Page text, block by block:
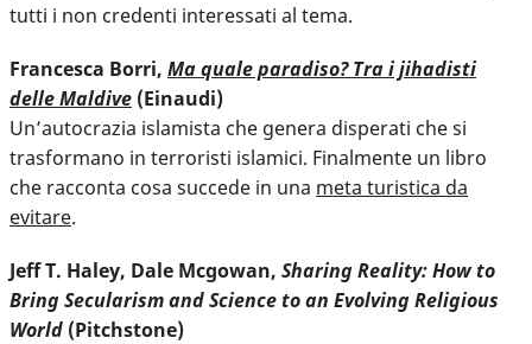
tutti i non credenti interessati al tema.
Francesca Borri, Ma quale paradiso? Tra i jihadisti
delle Maldive (Einaudi)
Un’autocrazia islamista che genera disperati che si
trasformano in terroristi islamici. Finalmente un libro
che racconta cosa succede in una meta turistica da
evitare.
Jeff T. Haley, Dale Mcgowan, Sharing Reality: How to
Bring Secularism and Science to an Evolving Religious
World (Pitchstone)